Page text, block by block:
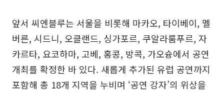
앞서 씨엔블루는 서울을 비롯해 마카오, 타이베이, 멜
버른, 시드니, 오클랜드, 싱가포르, 쿠알라룸푸르, 자
카르타, 요코하마, 고베, 홍콩, 방콕, 가오슝에서 공연
개최를 확정한 바 있다. 새롭게 추가된 유럽 공연까지
포함해 총 18개 지역을 누비며 ‘공연 강자’의 위상을